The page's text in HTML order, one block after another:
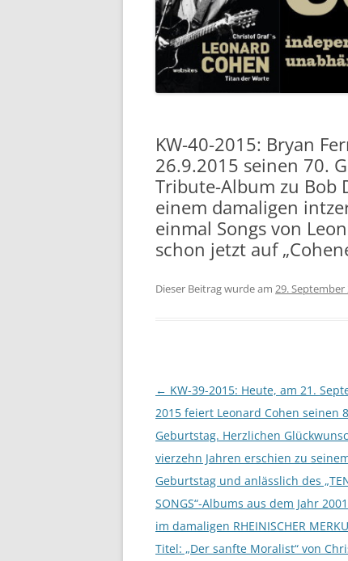
KW-40-2015: Bryan
26.9.2015 seinen 70.
Tribute-Album zu Bob
einem damaligen
einmal Songs von
schon jetzt auf
Dieser Beitrag wurde am 29. September
Beitragsnavigation
← KW-39-2015: Heute, am 21.
2015 feiert Leonard Cohen seinen
Geburtstag. Herzlichen
vierzehn Jahren erschien zu
Geburtstag und anlässlich des
SONGS“-Albums aus dem Jahr
im damaligen RHEINISCHER
Titel: „Der sanfte Moralist“ von